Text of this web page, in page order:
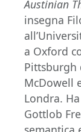
Austinian
insegna
a Oxford
Pittsburgh
McDowell
Londra.
Gottlob